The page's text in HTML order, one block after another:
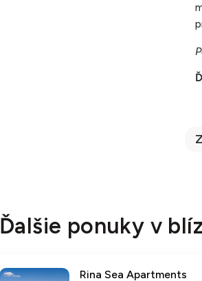
Ďalšie ponuky v
Rina Sea Apartments